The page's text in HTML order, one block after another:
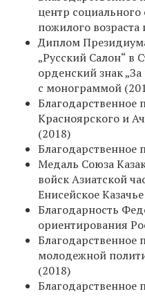
центр
пожилого
Диплом
„Русский Салон“ в
орденский знак
с монограммой
Благодарственное
Красноярского и
(2018)
Медаль Союза
войск Азиатской
Енисейское
Благодарность
ориентирования
Благодарственное
молодежной
(2018)
Благодарственное